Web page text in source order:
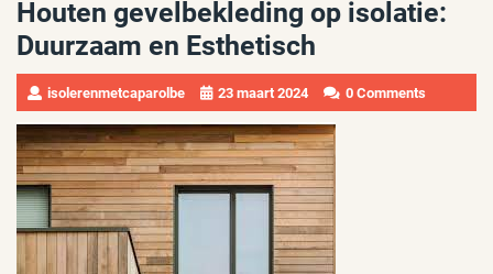
Houten gevelbekleding op isolatie:
Duurzaam en Esthetisch
isolerenmetcaparolbe 23 maart 2024 0 Comments